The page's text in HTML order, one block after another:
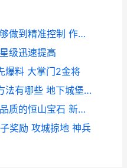
怎么在打造作妖计神器时能够做到精准控制 作妖的方法
级迅速提高
爆料 大掌门2金将
地下城堡3神之塔中层行进方法有哪些 地下城堡3神之血
怎么在新笑傲江湖中获取高品质的恒山宝石 新笑傲江湖游戏视频播放
奖励 攻城掠地 神兵